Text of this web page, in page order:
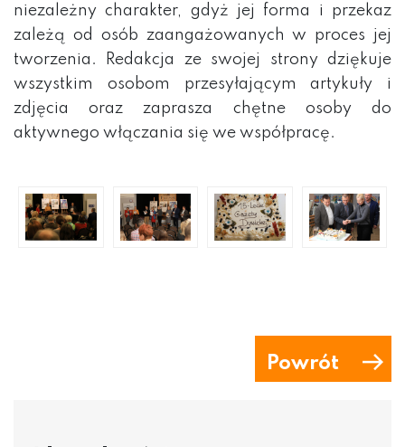
niezależny charakter, gdyż jej forma i przekaz
zależą od osób zaangażowanych w proces jej
tworzenia. Redakcja ze swojej strony dziękuje
wszystkim osobom przesyłającym artykuły i
zdjęcia oraz zaprasza chętne osoby do
aktywnego włączania się we współpracę.
Powrót